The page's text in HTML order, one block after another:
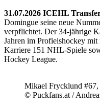
31.07.2026 ICEHL
Domingue seine neue
verpflichtet. Der 34-jährige
Jahren im Profieishockey
Karriere 151 NHL-Spiele
Hockey League.
Mikael Frycklund
© Puckfans.at /